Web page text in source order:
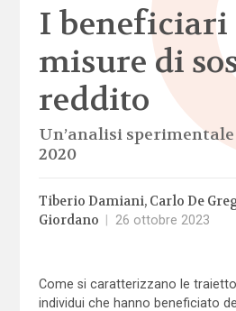
I beneficiari
misure di
reddito
Un’analisi
2020
Tiberio Damiani Carlo De
Giordano
26 ottobre 2023
Come si caratterizzano le
individui che hanno beneficiato